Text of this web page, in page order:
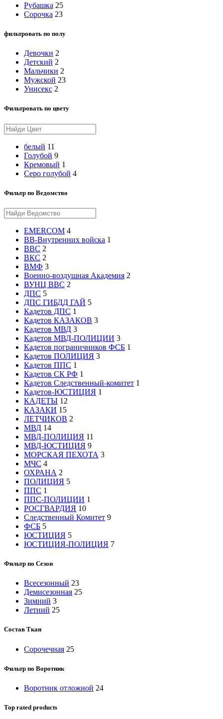
Рубашка 25
Сорочка 23
фильтровать по полу
Девочки 2
Детский 2
Мальчики 2
Мужской 23
Унисекс 2
Фильтровать по цвету
белый 11
Голубой 9
Кремовый 1
Серо голубой 4
Фильтр по Ведомство
EMERCOM 4
ВВ-Внутренних войска 1
ВВС 2
ВКС 2
ВМФ 3
Военно-воздушная Академия 2
ВУНЦ ВВС 2
ДПС 5
ДПС ГИБДД ГАЙ 5
Кадетов ДПС 1
Кадетов КАЗАКОВ 3
Кадетов МВД 3
Кадетов МВД-ПОЛИЦИИ 3
Кадетов пограничников ФСБ 1
Кадетов ПОЛИЦИЯ 3
Кадетов ППС 1
Кадетов СК РФ 1
Кадетов Следственный-комитет 1
Кадетов-ЮСТИЦИЯ 1
КАДЕТЫ 12
КАЗАКИ 15
ЛЕТЧИКОВ 2
МВД 14
МВД-ПОЛИЦИЯ 11
МВД-ЮСТИЦИЯ 9
МОРСКАЯ ПЕХОТА 3
МЧС 4
ОХРАНА 2
ПОЛИЦИЯ 5
ППС 1
ППС-ПОЛИЦИИ 1
РОСГВАРДИЯ 10
Следственный Комитет 9
ФСБ 5
ЮСТИЦИЯ 5
ЮСТИЦИЯ-ПОЛИЦИЯ 7
Фильтр по Сезон
Всесезонный 23
Демисезонная 25
Зимний 3
Летний 25
Состав Ткан
Сорочечная 25
Фильтр по Воротник
Воротник отложной 24
Top rated products